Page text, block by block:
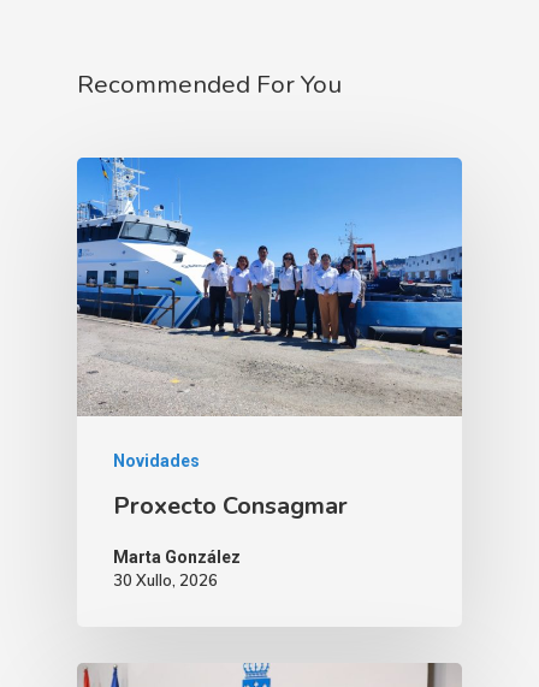
Recommended For You
Novidades
Proxecto Consagmar
Marta González
30 Xullo, 2026